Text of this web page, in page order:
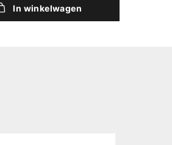
In winkelwagen